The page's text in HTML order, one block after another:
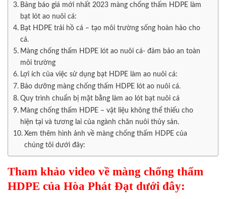
Bảng báo giá mới nhất 2023 màng chống thấm HDPE làm
bạt lót ao nuôi cá:
Bạt HDPE trải hồ cá – tạo môi trường sống hoàn hảo cho
cá.
Màng chống thấm HDPE lót ao nuôi cá- đảm bảo an toàn
môi trường
Lợi ích của việc sử dụng bạt HDPE làm ao nuôi cá:
Bảo dưỡng màng chống thấm HDPE lót ao nuôi cá.
Quy trình chuẩn bị mặt bằng làm ao lót bạt nuôi cá
Màng chống thấm HDPE – vật liệu không thể thiếu cho
hiện tại và tương lai của ngành chăn nuôi thủy sản.
Xem thêm hình ảnh về màng chống thấm HDPE của
chúng tôi dưới đây:
Tham khảo video về màng chống thấm
HDPE của Hòa Phát Đạt dưới đây: